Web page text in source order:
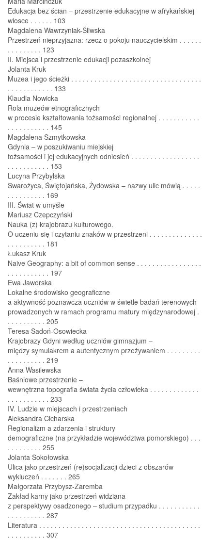
Edukacja bez ścian – przestrzenie edukacyjne w afrykańskiej
wiosce . . . . . . 103
Magdalena Wawrzyniak-Śliwska
Przestrzeń nieprzyjazna: rzecz o pokoju nauczycielskim . . . . . .
. . . . . . . . . 123
II. Miejsca i przestrzenie edukacji pozaszkolnej
Jolanta Kruk
Muzea i jego ścieżki . . . . . . . . . . . . . . . . . . . . . . . . . . . . . . . . . .
. . . . . . . . . . . . 133
Klaudia Nowicka
Rola muzeów etnograficznych
w procesie kształtowania tożsamości regionalnej . . . . . . . . . . .
. . . . . . . . . . . 145
Magdalena Szmytkowska
Gdynia – w poszukiwaniu miejskiej
tożsamości i jej edukacyjnych odniesień . . . . . . . . . . . . . . . . . .
. . . . . . . . . . . 153
Lucyna Przybylska
Swarożyca, Świętojańska, Żydowska – nazwy ulic mówią . . . . .
. . . . . . . . . . 169
III. Świat w umyśle
Mariusz Czepczyński
Nauka (z) krajobrazu kulturowego.
O uczeniu się i czytaniu znaków w przestrzeni . . . . . . . . . . . . . .
. . . . . . . . . . 181
Łukasz Kruk
Naive Geography: a bit of common sense . . . . . . . . . . . . . . . . .
. . . . . . . . . . . 197
Ewa Jaworska
Lokalne środowisko geograficzne
a aktywność poznawcza uczniów w świetle badań terenowych
prowadzonych w ramach programu matury międzynarodowej .
. . . . . . . . . . 205
Teresa Sadoń-Osowiecka
Krajobrazy Gdyni według uczniów gimnazjum –
między symulakrem a autentycznym przeżywaniem . . . . . . . . .
. . . . . . . . . . 219
Anna Wasilewska
Baśniowe przestrzenie –
wewnętrzna topografia świata życia człowieka . . . . . . . . . . . . .
. . . . . . . . . . . 233
IV. Ludzie w miejscach i przestrzeniach
Aleksandra Cicharska
Regionalizm a zdarzenia i struktury
demograficzne (na przykładzie województwa pomorskiego) . . .
. . . . . . . . . 255
Jolanta Sokołowska
Ulica jako przestrzeń (re)socjalizacji dzieci z obszarów
wykluczeń . . . . . . . 265
Małgorzata Przybysz-Zaremba
Zakład karny jako przestrzeń widziana
z perspektywy osadzonego – studium przypadku . . . . . . . . . . .
. . . . . . . . . . 287
Literatura . . . . . . . . . . . . . . . . . . . . . . . . . . . . . . . . . . . . . . . . . .
. . . . . . . . . . 307